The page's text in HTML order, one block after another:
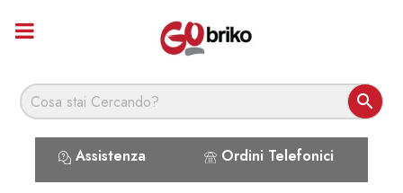

Assistenza Ordini Telefonici